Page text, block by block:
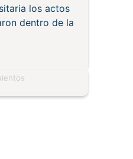
los actos
dentro de la